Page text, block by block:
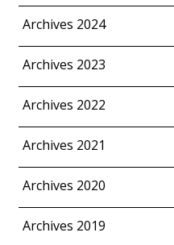
Archives 2024
Archives 2023
Archives 2022
Archives 2021
Archives 2020
Archives 2019